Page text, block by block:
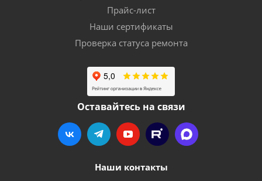
Прайс-лист
Наши сертификаты
Проверка статуса ремонта
Оставайтесь на связи
Наши контакты